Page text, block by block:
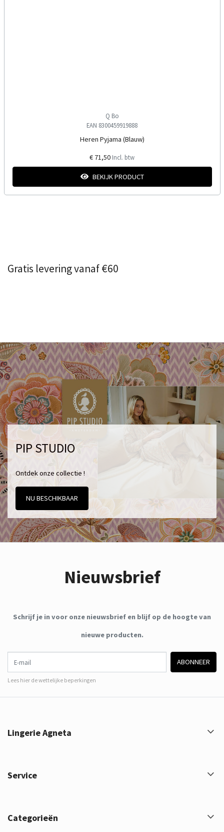
Q Bo
EAN 8300459919888
Heren Pyjama (Blauw)
€ 71,50 Incl. btw
BEKIJK PRODUCT
Gratis levering vanaf €60
PIP STUDIO
Ontdek onze collectie !
NU BESCHIKBAAR
Nieuwsbrief
Schrijf je in voor onze nieuwsbrief en blijf op de hoogte van
nieuwe producten.
ABONNEER
Lees hier de wettelijke beperkingen
Lingerie Agneta
Service
Categorieën